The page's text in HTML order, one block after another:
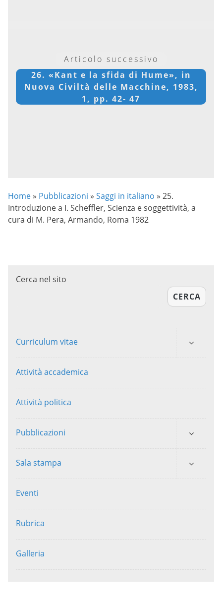
Articolo successivo
26. «Kant e la sfida di Hume», in
Nuova Civiltà delle Macchine, 1983,
1, pp. 42- 47
Home » Pubblicazioni » Saggi in italiano » 25.
Introduzione a I. Scheffler, Scienza e soggettività, a
cura di M. Pera, Armando, Roma 1982
Cerca nel sito
CERCA
Curriculum vitae
Attività accademica
Attività politica
Pubblicazioni
Sala stampa
Eventi
Rubrica
Galleria